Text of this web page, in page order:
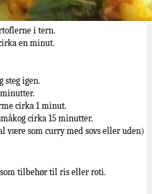
i tern.
en minut.
steg igen.
cirka 1 minut.
cirka 15 minutter.
være som curry med sovs eller uden)
tilbehør til ris eller roti.